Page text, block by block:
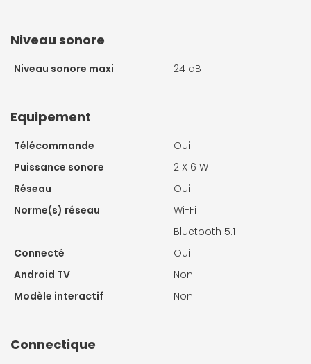
Niveau sonore
Niveau sonore maxi 24 dB
Equipement
Télécommande
Oui
Puissance sonore
2 X 6 W
Réseau
Oui
Norme(s) réseau
Wi-Fi
Bluetooth 5.1
Connecté
Oui
Android TV
Non
Modèle interactif
Non
Connectique